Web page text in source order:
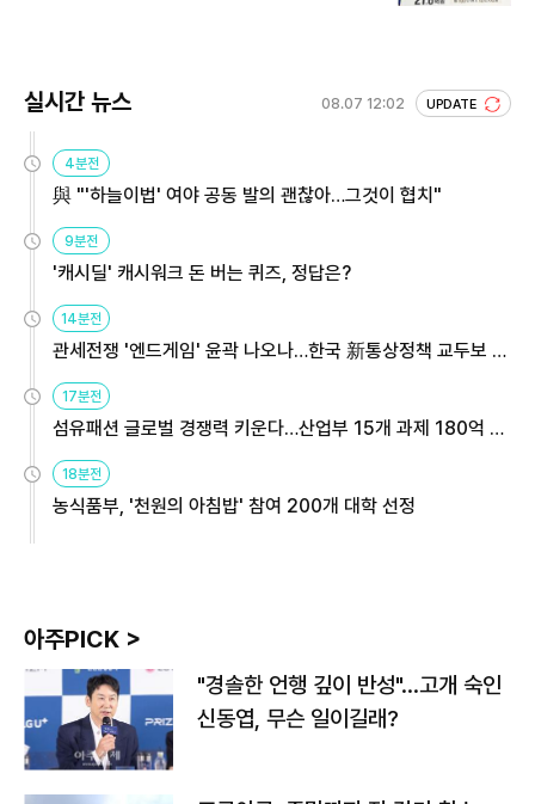
실시간 뉴스 08.07 12:02 UPDATE
4분전
與 "'하늘이법' 여야 공동 발의 괜찮아…그것이 협치"
9분전
'캐시딜' 캐시워크 돈 버는 퀴즈, 정답은?
14분전
관세전쟁 '엔드게임' 윤곽 나오나…한국 新통상정책 교두보 활
17분전
섬유패션 글로벌 경쟁력 키운다…산업부 15개 과제 180억 지
18분전
농식품부, '천원의 아침밥' 참여 200개 대학 선정
아주PICK >
"경솔한 언행 깊이 반성"…고개 숙인
신동엽, 무슨 일이길래?